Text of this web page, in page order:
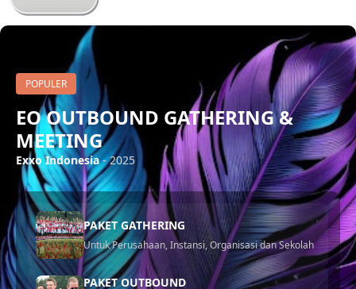
POPULER
EO OUTBOUND GATHERING &
MEETING
Exxo Indonesia- 2025
PAKET GATHERING
Untuk Perusahaan, Instansi, Organisasi dan Sekolah
PAKET OUTBOUND